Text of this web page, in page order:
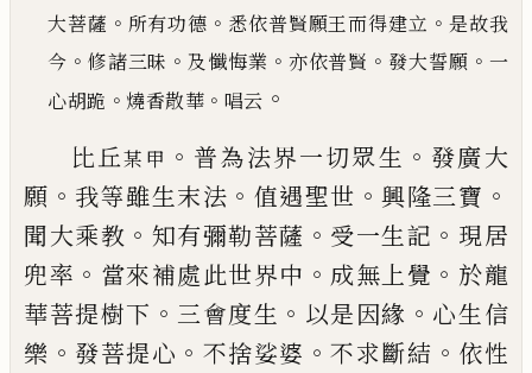
大菩薩 。 所有功德 。 悉依普賢願王而得建立 。 是故我
今 。 修諸三昧 。 及懺悔業 。 亦依普賢 。 發大誓願 。 一
心胡跪 。 燒香散華 。 唱云 。
比丘某甲 。 普為法界一切眾生 。 發廣大
願 。 我等雖生末法 。 值遇聖世 。興隆三寶 。
聞大乘教 。 知有彌勒菩薩 。 受一生記 。 現居
兜率 。 當來補處此世界中 。 成無上覺 。 於龍
華菩提樹下 。 三會度生 。 以是因緣 。 心生信
樂 。 發菩提心 。 不捨娑婆 。不求斷結 。 依性